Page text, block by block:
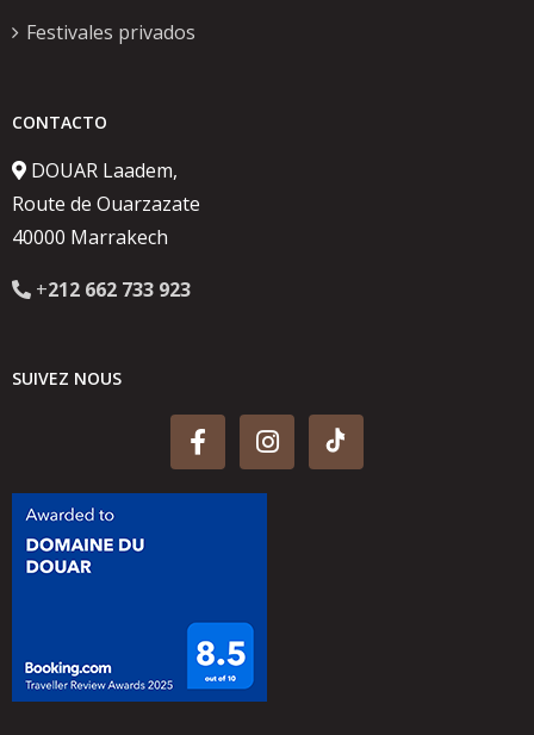
Festivales privados
CONTACTO
DOUAR Laadem,
Route de Ouarzazate
40000 Marrakech
+212 662 733 923
SUIVEZ NOUS